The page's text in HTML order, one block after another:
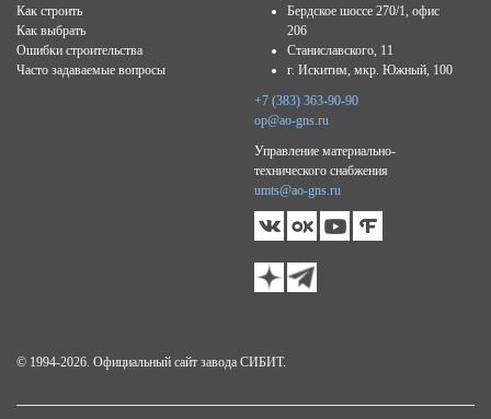
© 1994-2026. Официальный сайт завода СИБИТ.
Как строить
Как выбрать
Ошибки строительства
Часто задаваемые вопросы
Бердское шоссе 270/1, офис
206
Станиславского, 11
г. Искитим, мкр. Южный, 100
+7 (383) 363-90-90
op@ao-gns.ru
Управление материально-
технического снабжения
umts@ao-gns.ru